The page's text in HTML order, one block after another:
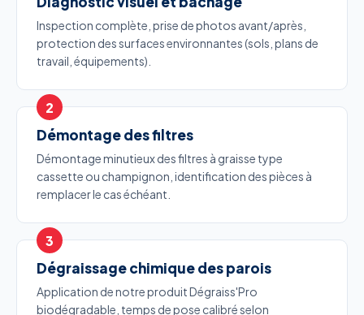
Inspection complète, prise de photos avant/après,
protection des surfaces environnantes (sols, plans de
travail, équipements).
Démontage des filtres
Démontage minutieux des filtres à graisse type
cassette ou champignon, identification des pièces à
remplacer le cas échéant.
Dégraissage chimique des parois
Application de notre produit Dégraiss'Pro
biodégradable, temps de pose calibré selon